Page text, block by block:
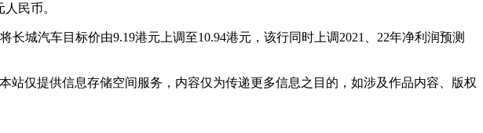
民币。
城汽车目标价由9.19港元上调至10.94港元，该行同时上调2021、22年净利润预测
仅提供信息存储空间服务，内容仅为传递更多信息之目的，如涉及作品内容、版权